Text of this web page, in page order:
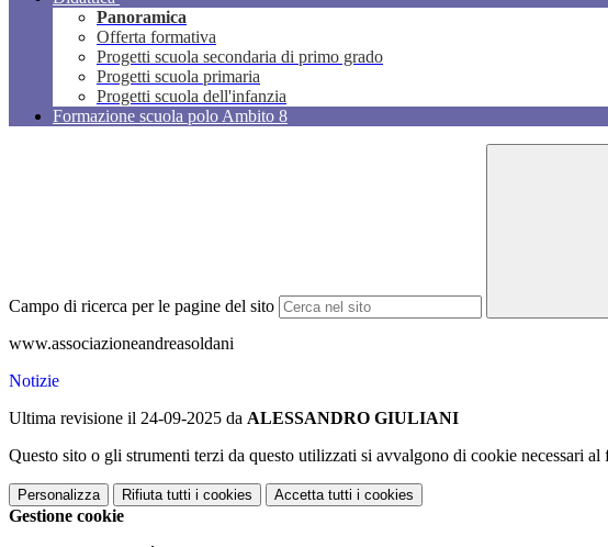
Panoramica
Offerta formativa
Progetti scuola secondaria di primo grado
Progetti scuola primaria
Progetti scuola dell'infanzia
Formazione scuola polo Ambito 8
Campo di ricerca per le pagine del sito
www.associazioneandreasoldani
Notizie
Ultima revisione il 24-09-2025 da ALESSANDRO GIULIANI
Questo sito o gli strumenti terzi da questo utilizzati si avvalgono di cookie necessari
Personalizza Rifiuta tutti i cookies Accetta tutti i cookies
Gestione cookie